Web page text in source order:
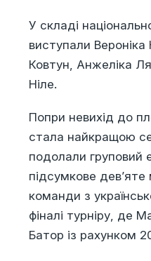
У складі
виступали
Ковтун, Анжеліка
Ніле.
Попри невихід до
стала найкращою
подолали груповий
підсумкове
команди з
фіналі турніру, де
Батор із рахунком